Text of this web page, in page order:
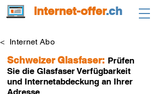
internet-offer.ch
Internet Abo
<
Schweizer Glasfaser: Prüfen
Sie die Glasfaser Verfügbarkeit
und Internetabdeckung an Ihrer
Adresse